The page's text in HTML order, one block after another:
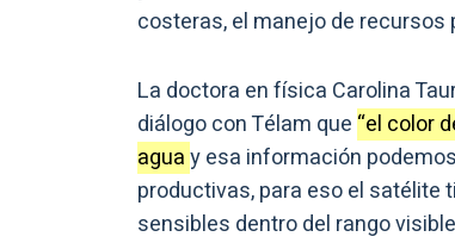
costeras, el manejo de
La doctora en física Carolina
diálogo con Télam que “el color
aguay esa información
productivas, para eso el
sensibles dentro del rango